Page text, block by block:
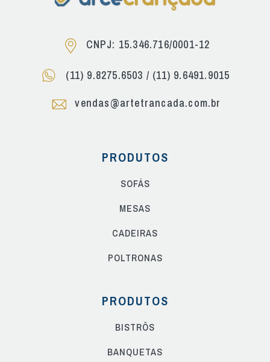
CNPJ: 15.346.716/0001-12
(11) 9.8275.6503 / (11) 9.6491.9015
vendas@artetrancada.com.br
PRODUTOS
SOFÁS
MESAS
CADEIRAS
POLTRONAS
PRODUTOS
BISTRÔS
BANQUETAS